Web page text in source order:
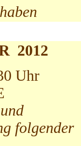
2012
Uhr
folgender